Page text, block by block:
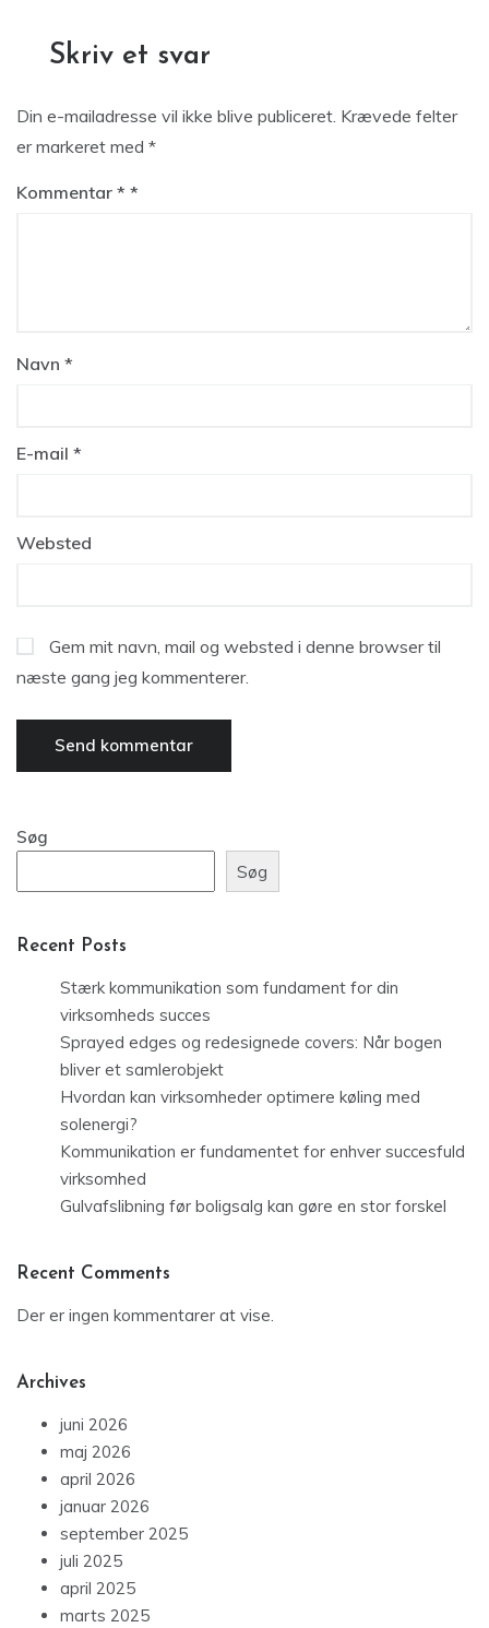
Skriv et svar
Din e-mailadresse vil ikke blive publiceret. Krævede felter
er markeret med *
Kommentar *
Navn *
E-mail *
Websted
Gem mit navn, mail og websted i denne browser til
næste gang jeg kommenterer.
Søg
Søg
Recent Posts
Stærk kommunikation som fundament for din
virksomheds succes
Sprayed edges og redesignede covers: Når bogen
bliver et samlerobjekt
Hvordan kan virksomheder optimere køling med
solenergi?
Kommunikation er fundamentet for enhver succesfuld
virksomhed
Gulvafslibning før boligsalg kan gøre en stor forskel
Recent Comments
Der er ingen kommentarer at vise.
Archives
juni 2026
maj 2026
april 2026
januar 2026
september 2025
juli 2025
april 2025
marts 2025